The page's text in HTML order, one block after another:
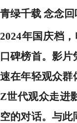
青绿千载 念念回
2024年国庆档
口碑榜首。影片
速在年轻观众群
Z世代观众走进
空的对话。与此